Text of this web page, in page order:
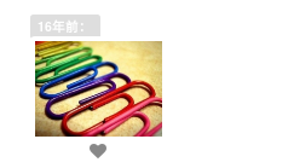
16年前：